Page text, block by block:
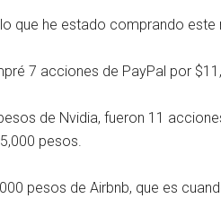
que he estado comprando este
7 acciones de PayPal por
de Nvidia, fueron 11
pesos.
pesos de Airbnb, que es